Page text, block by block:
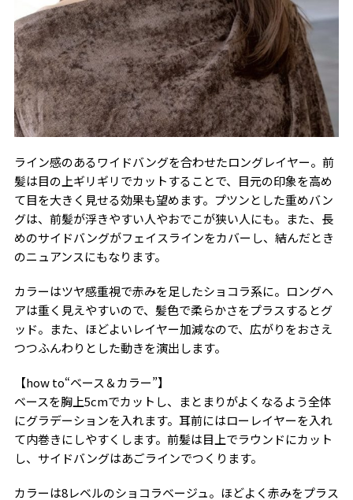
ライン感のあるワイドバングを合わせたロングレイヤー。前
髪は目の上ギリギリでカットすることで、目元の印象を高め
て目を大きく見せる効果も望めます。プツンとした重めバン
グは、前髪が浮きやすい人やおでこが狭い人にも。また、長
めのサイドバングがフェイスラインをカバーし、結んだとき
のニュアンスにもなります。
カラーはツヤ感重視で赤みを足したショコラ系に。ロングヘ
アは重く見えやすいので、髪色で柔らかさをプラスするとグ
ッド。また、ほどよいレイヤー加減なので、広がりをおさえ
つつふんわりとした動きを演出します。
【how to“ベース＆カラー”】
ベースを胸上5cmでカットし、まとまりがよくなるよう全体
にグラデーションを入れます。耳前にはローレイヤーを入れ
て内巻きにしやすくします。前髪は目上でラウンドにカット
し、サイドバングはあごラインでつくります。
カラーは8レベルのショコラベージュ。ほどよく赤みをプラス